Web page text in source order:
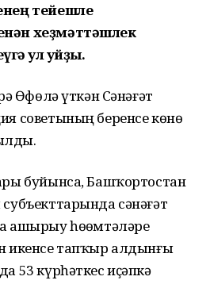
тейешле
хеҙмәттәшлек
ҡул ҡуйҙы.
Өфөлә үткән Сәнәғәт
советының беренсе көнө
буйынса, Башҡортостан
сәнәғәт
ашырыу һөҙөмтәләре
икенсе тапҡыр алдынғы
53 күрһәткес иҫәпкә